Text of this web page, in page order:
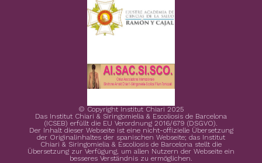
© Copyright Institut Chiari 2025
Das Institut Chiari & Siringomielia & Escoliosis de Barcelona
(ICSEB) erfüllt die EU Verordnung 2016/679 (DSGVO).
Der Inhalt dieser Webseite ist eine nicht-offizielle Übersetzung
der Originalinhaltes der spanischen Webseite; das Institut
Chiari & Siringomielia & Escoliosis de Barcelona stellt die
Übersetzung zur Verfügung, um allen Nutzern der Webseite ein
besseres Verständnis zu ermöglichen.